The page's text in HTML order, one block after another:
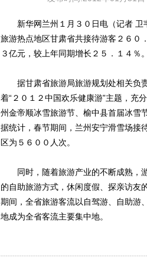
新华网兰州１月３０日电（记者 卫
旅游热点地区甘肃省共接待游客２６０
３亿元，较上年同期增长２５．１４％。
据甘肃省旅游局旅游规划处相关负责
着“２０１２中国欢乐健康游”主题，充
州金帝顺冰雪旅游节、榆中县首届冰雪
据统计，春节期间，兰州安宁滑雪场接
区为５６００人次。
同时，随着旅游产业的不断成熟，游
的自助旅游方式，休闲度假、探亲访友
期间，全省旅游客流以自驾游、自助游
地成为全省客流主要集中地。